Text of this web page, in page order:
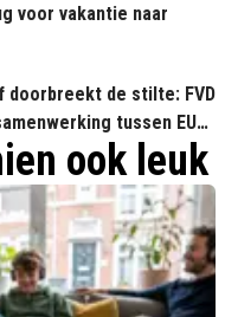
voor vakantie naar
doorbreekt de stilte: FVD
tussen EU
ook leuk